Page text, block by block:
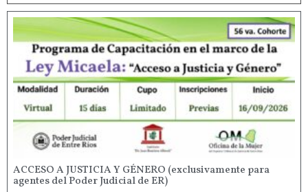
ACCESO A JUSTICIA Y GÉNERO (exclusivamente para
agentes del Poder Judicial de ER)